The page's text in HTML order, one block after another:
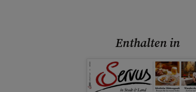
Enthalten in